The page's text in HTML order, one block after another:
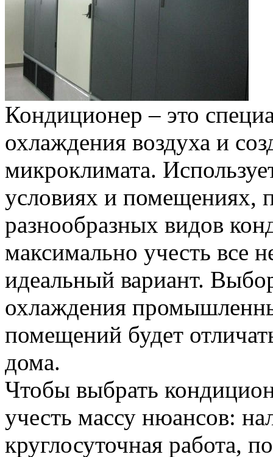
Кондиционер – это
охлаждения воздуха и
микроклимата.
условиях и помещениях,
разнообразных видов
максимально учесть все
идеальный вариант.
охлаждения
помещений будет
дома.
Чтобы выбрать
учесть массу нюансов:
круглосуточная работа,